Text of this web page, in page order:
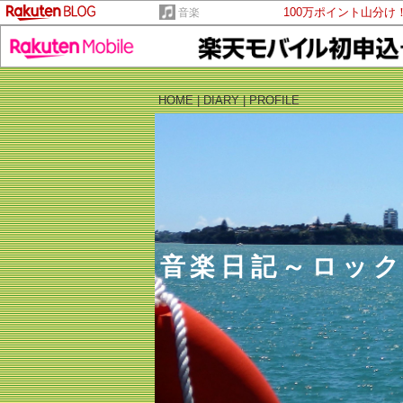
音楽 100万ポイント山分け
HOME|DIARY|PROFILE
音楽日記～ロッ